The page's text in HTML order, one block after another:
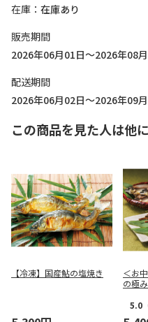
在庫
在庫あり
販売期間
2026年06月01日～2026年08
配送期間
2026年06月02日～2026年09
この商品を見た人は他
【冷凍】国産鮎の塩焼き
＜お
の極
5.0